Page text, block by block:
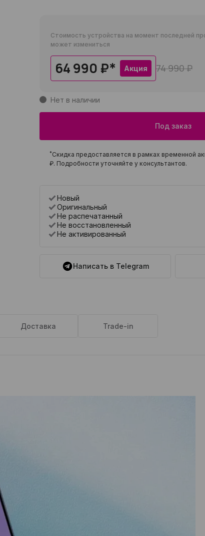
Стоимость устройства на момент последней
может измениться
64 990 ₽* Акция 74 990 ₽
Нет в наличии
Под заказ
*Скидка предоставляется в рамках временной
₽. Подробности уточняйте у консультантов.
Новый
Оригинальный
Не распечатанный
Не восстановленный
Не активированный
Написать в Telegram
Доставка Trade-in